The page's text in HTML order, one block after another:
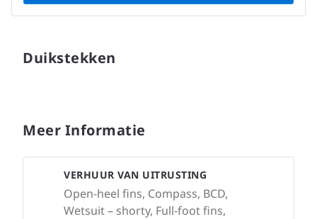
Duikstekken
Meer Informatie
VERHUUR VAN UITRUSTING
Open-heel fins, Compass, BCD,
Wetsuit – shorty, Full-foot fins,